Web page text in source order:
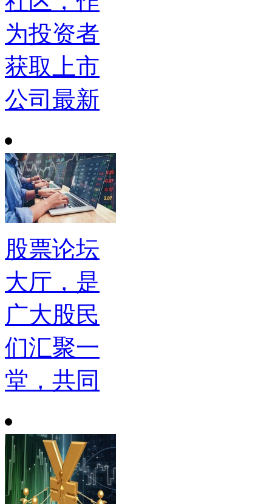
为投资者
获取上市
公司最新
股票论坛
大厅，是
广大股民
们汇聚一
堂，共同